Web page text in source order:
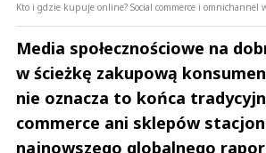
Kto i gdzie kupuje online? Social commerce i omnichannel
Media społecznościowe na
w ścieżkę zakupową
nie oznacza to końca
commerce ani sklepów
najnowszego globalnego